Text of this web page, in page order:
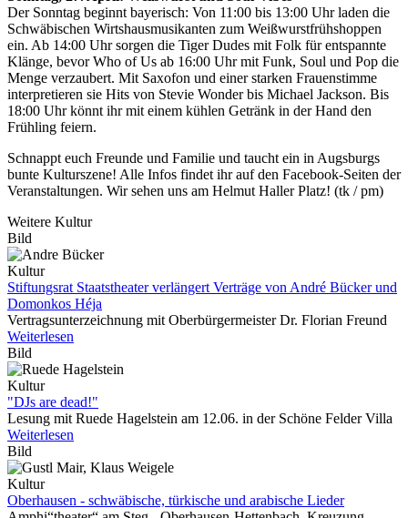
Der Sonntag beginnt bayerisch: Von 11:00 bis 13:00 Uhr laden die
Schwäbischen Wirtshausmusikanten zum Weißwurstfrühshoppen
ein. Ab 14:00 Uhr sorgen die Tiger Dudes mit Folk für entspannte
Klänge, bevor Who of Us ab 16:00 Uhr mit Funk, Soul und Pop die
Menge verzaubert. Mit Saxofon und einer starken Frauenstimme
interpretieren sie Hits von Stevie Wonder bis Michael Jackson. Bis
18:00 Uhr könnt ihr mit einem kühlen Getränk in der Hand den
Frühling feiern.
Schnappt euch Freunde und Familie und taucht ein in Augsburgs
bunte Kulturszene! Alle Infos findet ihr auf den Facebook-Seiten der
Veranstaltungen. Wir sehen uns am Helmut Haller Platz! (tk / pm)
Weitere Kultur
Bild
Kultur
Stiftungsrat Staatstheater verlängert Verträge von André Bücker und
Domonkos Héja
Vertragsunterzeichnung mit Oberbürgermeister Dr. Florian Freund
Weiterlesen
Bild
Kultur
"DJs are dead!"
Lesung mit Ruede Hagelstein am 12.06. in der Schöne Felder Villa
Weiterlesen
Bild
Kultur
Oberhausen - schwäbische, türkische und arabische Lieder